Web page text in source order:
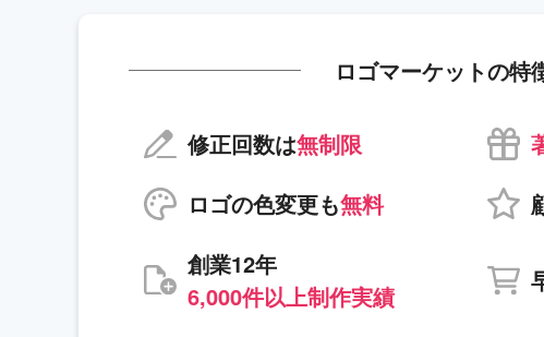
ロゴマーケットの特
修正回数は無制限
ロゴの色変更も無料
創業12年
6,000件以上制作実績